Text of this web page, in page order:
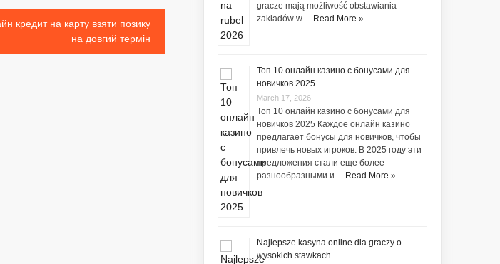
кредит на карту взяти позику
на довгий термін
gracze mają możliwość obstawiania
zakładów w … Read More »
Топ 10 онлайн казино с бонусами для
новичков 2025
March 17, 2026
Топ 10 онлайн казино с бонусами для
новичков 2025 Каждое онлайн казино
предлагает бонусы для новичков, чтобы
привлечь новых игроков. В 2025 году эти
предложения стали еще более
разнообразными и … Read More »
Najlepsze kasyna online dla graczy o
wysokich stawkach